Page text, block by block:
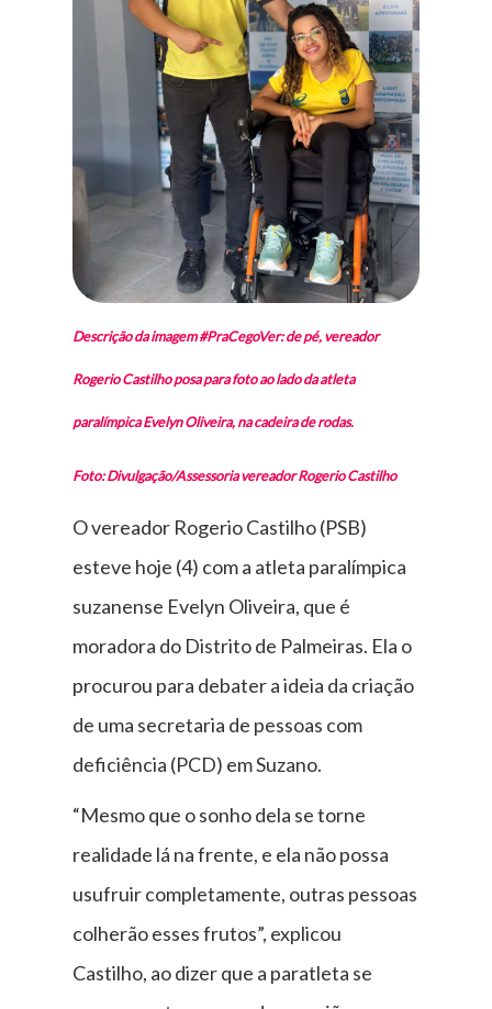
Descrição da imagem #PraCegoVer: de pé, vereador
Rogerio Castilho posa para foto ao lado da atleta
paralímpica Evelyn Oliveira, na cadeira de rodas.
Foto: Divulgação/Assessoria vereador Rogerio Castilho
O vereador Rogerio Castilho (PSB)
esteve hoje (4) com a atleta paralímpica
suzanense Evelyn Oliveira, que é
moradora do Distrito de Palmeiras. Ela o
procurou para debater a ideia da criação
de uma secretaria de pessoas com
deficiência (PCD) em Suzano.
“Mesmo que o sonho dela se torne
realidade lá na frente, e ela não possa
usufruir completamente, outras pessoas
colherão esses frutos”, explicou
Castilho, ao dizer que a paratleta se